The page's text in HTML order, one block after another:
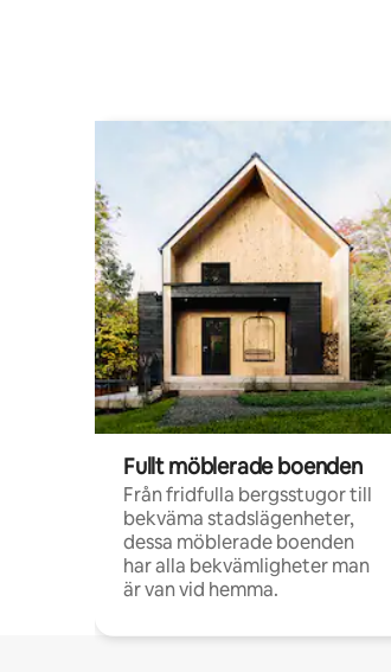
Fullt möblerade boenden
Från fridfulla bergsstugor till
bekväma stadslägenheter,
dessa möblerade boenden
har alla bekvämligheter man
är van vid hemma.